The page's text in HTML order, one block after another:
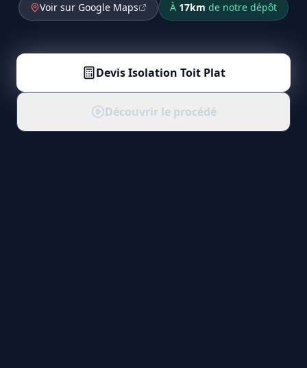
Voir sur Google Maps À 17km de notre dépôt
DevisIsolation Toit Plat
Découvrir le procédé